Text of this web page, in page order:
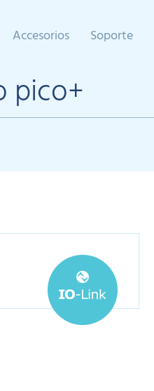
Accesorios Soporte
pico+